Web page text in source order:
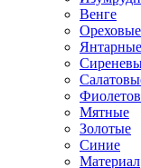
Венге
Ореховые
Янтарные
Мятные
Золотые
Синие
Материал